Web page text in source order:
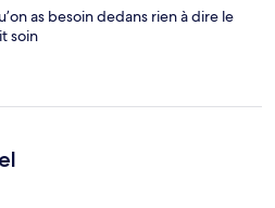
as besoin dedans rien à dire le
soin